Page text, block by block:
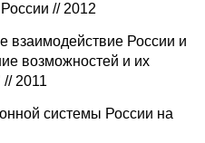
// 2012
взаимодействие России и
возможностей и их
2011
системы России на